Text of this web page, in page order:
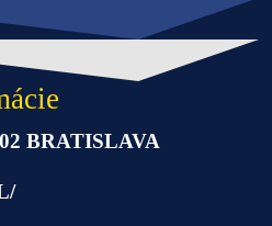
BRATISLAVA